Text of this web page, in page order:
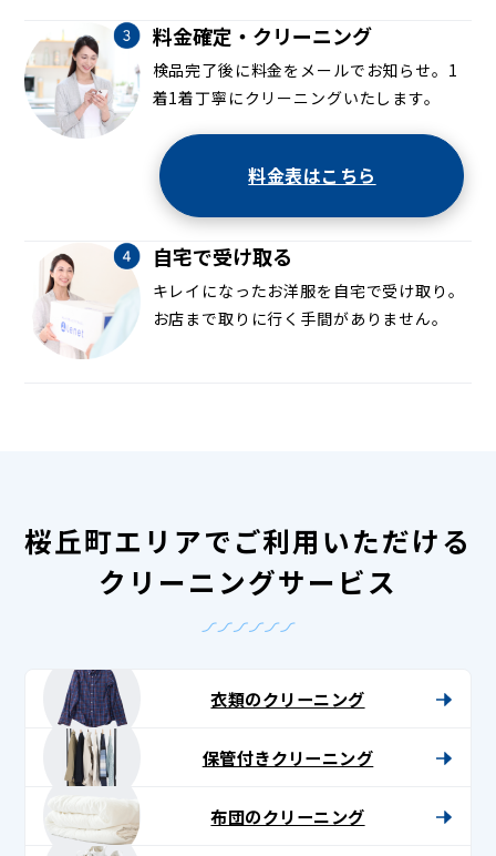
料金確定・クリーニング
検品完了後に料金をメールでお知らせ。1
着1着丁寧にクリーニングいたします。
料金表はこちら
自宅で受け取る
キレイになったお洋服を自宅で受け取り。
お店まで取りに行く手間がありません。
桜丘町エリアでご利用いただける
クリーニングサービス
衣類のクリーニング
保管付きクリーニング
布団のクリーニング